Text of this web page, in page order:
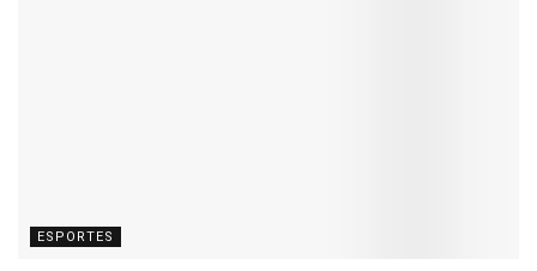
ESPORTES